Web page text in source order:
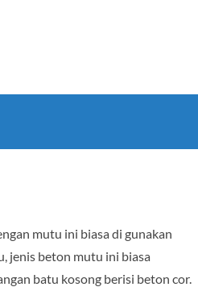
mutu ini biasa di gunakan
jenis beton mutu ini biasa
batu kosong berisi beton cor.